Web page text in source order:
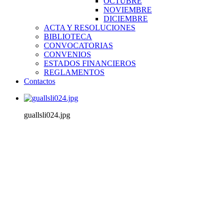
NOVIEMBRE
DICIEMBRE
ACTA Y RESOLUCIONES
BIBLIOTECA
CONVOCATORIAS
CONVENIOS
ESTADOS FINANCIEROS
REGLAMENTOS
Contactos
guallsli024.jpg